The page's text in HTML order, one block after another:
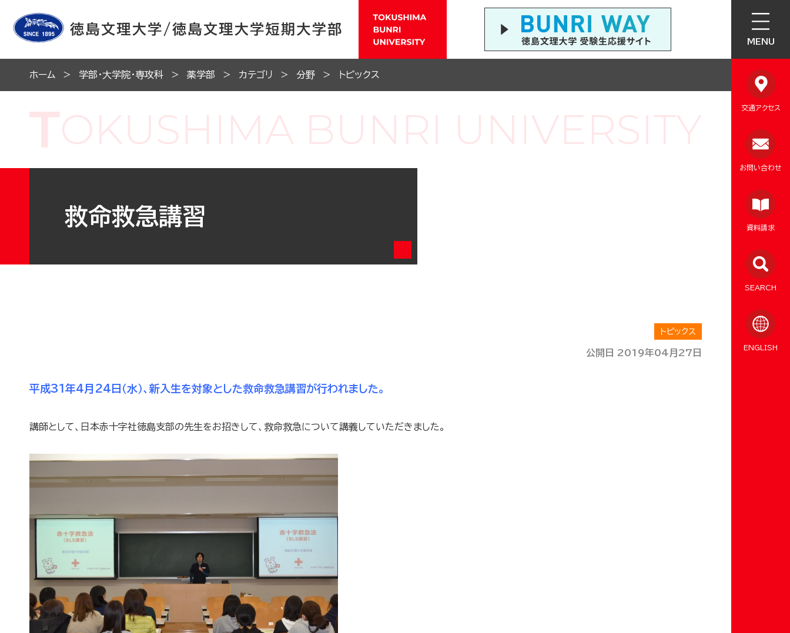
MENU
交通アクセス
お問い合わせ
資料請求
SEARCH
ENGLISH
ホーム 学部・大学院・専攻科 薬学部 カテゴリ 分野 トピックス
救命救急講習
トピックス
公開日 2019年04月27日
平成31年4月24日（水）、新入生を対象とした救命救急講習が行われました。
講師として、日本赤十字社徳島支部の先生をお招きして、救命救急について講義していただきました。